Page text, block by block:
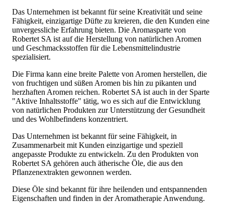
Das Unternehmen ist bekannt für seine Kreativität und seine
Fähigkeit, einzigartige Düfte zu kreieren, die den Kunden eine
unvergessliche Erfahrung bieten. Die Aromasparte von
Robertet SA ist auf die Herstellung von natürlichen Aromen
und Geschmacksstoffen für die Lebensmittelindustrie
spezialisiert.
Die Firma kann eine breite Palette von Aromen herstellen, die
von fruchtigen und süßen Aromen bis hin zu pikanten und
herzhaften Aromen reichen. Robertet SA ist auch in der Sparte
"Aktive Inhaltsstoffe" tätig, wo es sich auf die Entwicklung
von natürlichen Produkten zur Unterstützung der Gesundheit
und des Wohlbefindens konzentriert.
Das Unternehmen ist bekannt für seine Fähigkeit, in
Zusammenarbeit mit Kunden einzigartige und speziell
angepasste Produkte zu entwickeln. Zu den Produkten von
Robertet SA gehören auch ätherische Öle, die aus den
Pflanzenextrakten gewonnen werden.
Diese Öle sind bekannt für ihre heilenden und entspannenden
Eigenschaften und finden in der Aromatherapie Anwendung.